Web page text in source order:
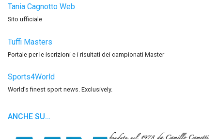
Tania Cagnotto Web
Sito ufficiale
Tuffi Masters
Portale per le iscrizioni e i risultati dei campionati Master
Sports4World
World’s finest sport news. Exclusively.
ANCHE SU…